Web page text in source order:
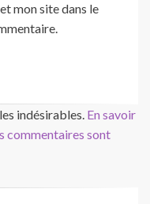
mon site dans le
indésirables. En savoir
commentaires sont